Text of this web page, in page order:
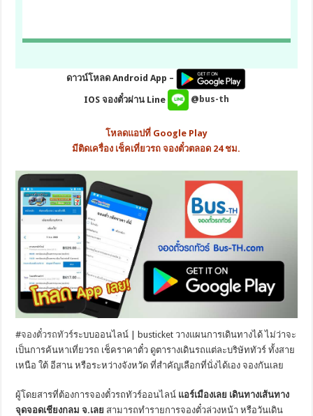
ดาวน์โหลด Android App –
IOS จองตั๋วผ่าน Line
@bus-th
โหลดแอปที่ Google Play
มีติดเครื่อง เช็คเที่ยวรถ จองตั๋วตลอด 24 ชม.
#จองตั๋วรถทัวร์ระบบออนไลน์ | busticket วางแผนการเดินทางได้ ไม่ว่าจะ
เป็นการค้นหาเที่ยวรถ เช็คราคาตั๋ว ดูตารางเดินรถแต่ละบริษัททัวร์ ทั้งสาย
เหนือ ใต้ อีสาน หรือระหว่างจังหวัด ที่สำคัญเลือกที่นั่งได้เอง จองกันเลย
ผู้โดยสารที่ต้องการจองตั๋วรถทัวร์ออนไลน์ แอร์เมืองเลย เดินทางเส้นทาง
จุดจอดเชียงกลม จ.เลย สามารถทำรายการจองตั๋วล่วงหน้า หรือวันเดิน